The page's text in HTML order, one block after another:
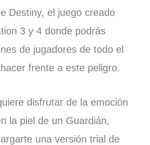
Destiny, el juego creado
3 y 4 donde podrás
de jugadores de todo el
frente a este peligro.
disfrutar de la emoción
la piel de un Guardián,
una versión trial de